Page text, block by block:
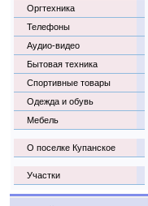
Оргтехника
Телефоны
Аудио-видео
Бытовая техника
Спортивные товары
Одежда и обувь
Мебель
О поселке Купанское
Участки